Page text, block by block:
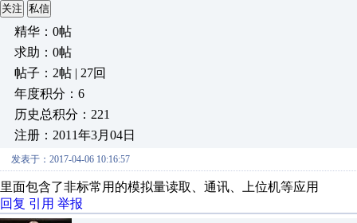
关注 私信
精华：0帖
求助：0帖
帖子：2帖 | 27回
年度积分：6
历史总积分：221
注册：2011年3月04日
发表于：2017-04-06 10:16:57
里面包含了非标常用的模拟量读取、通讯、上位机等应用
回复 引用 举报